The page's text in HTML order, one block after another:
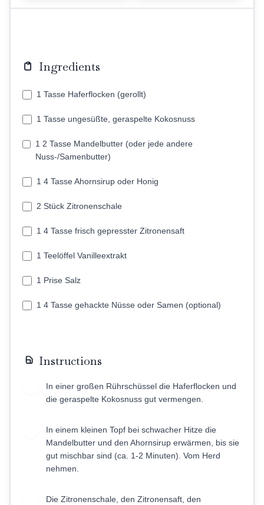
Ingredients
1 Tasse Haferflocken (gerollt)
1 Tasse ungesüßte, geraspelte Kokosnuss
1 2 Tasse Mandelbutter (oder jede andere
Nuss-/Samenbutter)
1 4 Tasse Ahornsirup oder Honig
2 Stück Zitronenschale
1 4 Tasse frisch gepresster Zitronensaft
1 Teelöffel Vanilleextrakt
1 Prise Salz
1 4 Tasse gehackte Nüsse oder Samen (optional)
Instructions
In einer großen Rührschüssel die Haferflocken und
die geraspelte Kokosnuss gut vermengen.
In einem kleinen Topf bei schwacher Hitze die
Mandelbutter und den Ahornsirup erwärmen, bis sie
gut mischbar sind (ca. 1-2 Minuten). Vom Herd
nehmen.
Die Zitronenschale, den Zitronensaft, den